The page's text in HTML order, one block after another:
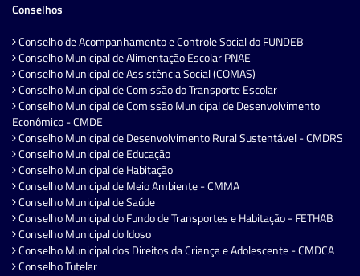
Conselhos
Conselho de Acompanhamento e Controle Social do FUNDEB
Conselho Municipal de Alimentação Escolar PNAE
Conselho Municipal de Assistência Social (COMAS)
Conselho Municipal de Comissão do Transporte Escolar
Conselho Municipal de Comissão Municipal de Desenvolvimento
Econômico - CMDE
Conselho Municipal de Desenvolvimento Rural Sustentável - CMDRS
Conselho Municipal de Educação
Conselho Municipal de Habitação
Conselho Municipal de Meio Ambiente - CMMA
Conselho Municipal de Saúde
Conselho Municipal do Fundo de Transportes e Habitação - FETHAB
Conselho Municipal do Idoso
Conselho Municipal dos Direitos da Criança e Adolescente - CMDCA
Conselho Tutelar